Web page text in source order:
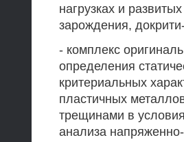
нагрузках и
зарождения,
- комплекс
определения
критериальных
пластичных
трещинами в
анализа